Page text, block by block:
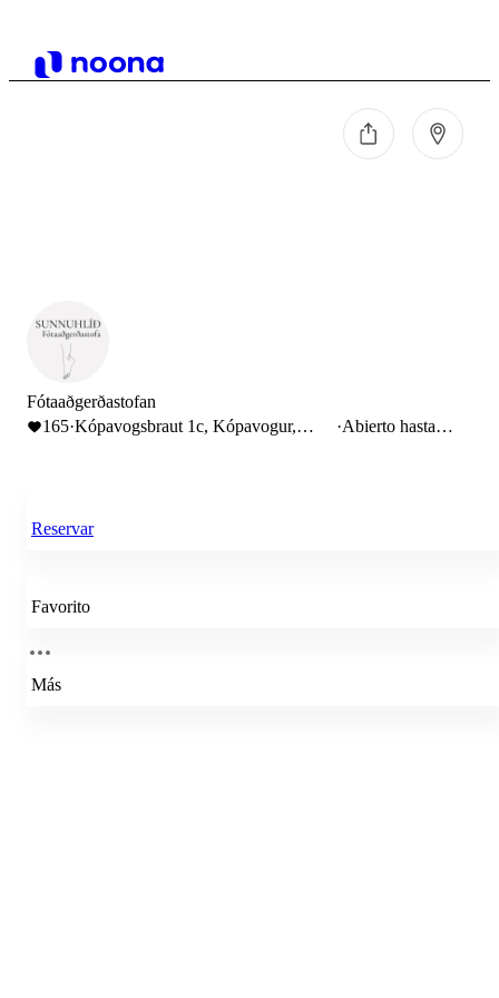
Fótaaðgerðastofan
165·Kópavogsbraut 1c, Kópavogur,
·Abierto hasta
Reservar
Favorito
Más